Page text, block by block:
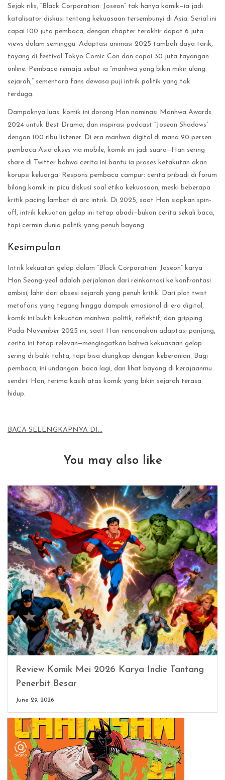
Sejak rilis, “Black Corporation: Joseon” tak hanya komik—ia jadi
katalisator diskusi tentang kekuasaan tersembunyi di Asia. Serial ini
capai 100 juta pembaca, dengan chapter terakhir dapat 6 juta
views dalam seminggu. Adaptasi animasi 2025 tambah daya tarik,
tayang di festival Tokyo Comic Con dan capai 30 juta tayangan
online. Pembaca remaja sebut ia “manhwa yang bikin mikir ulang
sejarah,” sementara fans dewasa puji intrik politik yang tak
terduga.
Dampaknya luas: komik ini dorong Han nominasi Manhwa Awards
2024 untuk Best Drama, dan inspirasi podcast “Joseon Shadows”
dengan 100 ribu listener. Di era manhwa digital di mana 90 persen
pembaca Asia akses via mobile, komik ini jadi suara—Han sering
share di Twitter bahwa cerita ini bantu ia proses ketakutan akan
korupsi keluarga. Respons pembaca campur: cerita pribadi di forum
bilang komik ini picu diskusi soal etika kekuasaan, meski beberapa
kritik pacing lambat di arc intrik. Di 2025, saat Han siapkan spin-
off, intrik kekuatan gelap ini tetap abadi—bukan cerita sekali baca,
tapi cermin dunia politik yang penuh bayang.
Kesimpulan
Intrik kekuatan gelap dalam “Black Corporation: Joseon” karya
Han Seong-yeol adalah perjalanan dari reinkarnasi ke konfrontasi
ambisi, lahir dari obsesi sejarah yang penuh kritik. Dari plot twist
metaforis yang tegang hingga dampak emosional di era digital,
komik ini bukti kekuatan manhwa: politik, reflektif, dan gripping.
Pada November 2025 ini, saat Han rencanakan adaptasi panjang,
cerita ini tetap relevan—mengingatkan bahwa kekuasaan gelap
sering di balik tahta, tapi bisa diungkap dengan keberanian. Bagi
pembaca, ini undangan: baca lagi, dan lihat bayang di kerajaanmu
sendiri. Han, terima kasih atas komik yang bikin sejarah terasa
hidup.
BACA SELENGKAPNYA DI…
You may also like
Review Komik Mei 2026 Karya Indie Tantang
Penerbit Besar
June 29, 2026